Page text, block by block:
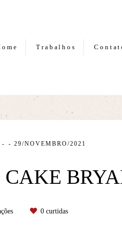
Trabalhos
29/NOVEMBRO/2021
0curtidas